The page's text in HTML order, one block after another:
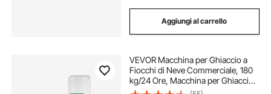
Aggiungi al carrello
VEVOR Macchina per Ghiaccio a
Fiocchi di Neve Commerciale, 180
kg/24 Ore, Macchina per Ghiaccio
Tritato in Acciaio Inox, Sistema di